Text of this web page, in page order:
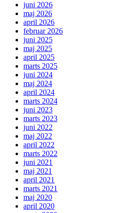
juni 2026
maj 2026
april 2026
februar 2026
juni 2025
maj 2025
april 2025
marts 2025
juni 2024
maj 2024
april 2024
marts 2024
juni 2023
marts 2023
juni 2022
maj 2022
april 2022
marts 2022
juni 2021
maj 2021
april 2021
marts 2021
maj 2020
april 2020